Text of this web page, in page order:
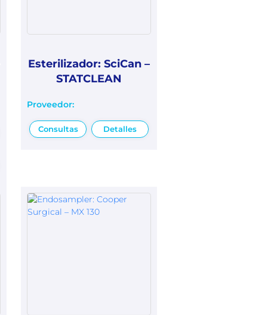
Esterilizador: SciCan –
STATCLEAN
Proveedor:
Consultas Detalles